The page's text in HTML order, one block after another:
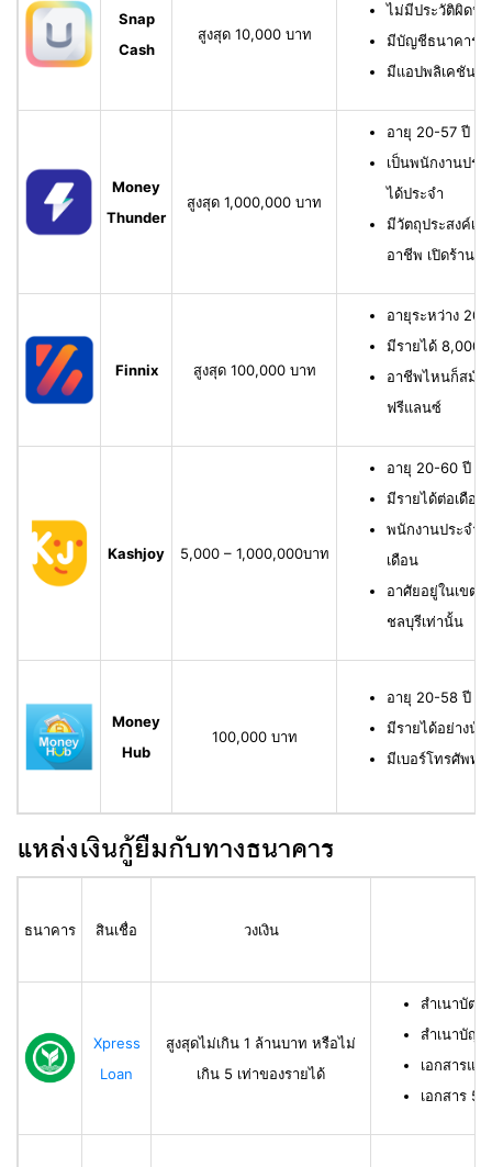
Snap
Cash
สูงสุด 10,000 บาท
ไม่มีประวัติผิดนั
มีบัญชีธนาคาร ห
มีแอปพลิเคชัน
Money
Thunder
สูงสุด 1,000,000 บาท
อายุ 20-57 ปี มี
เป็นพนักงานปร
ได้ประจำ
มีวัตถุประสงค์เพื่
อาชีพ เปิดร้าน
Finnix สูงสุด 100,000 บาท
อายุระหว่าง
มีรายได้ 8,000
อาชีพไหนก็สมัค
ฟรีแลนซ์
Kashjoy 5,000 – 1,000,000บาท
อายุ 20-60 ปี มี
มีรายได้ต่อเดือ
พนักงานประจำ
เดือน
อาศัยอยู่ในเขต
ชลบุรีเท่านั้น
Money
Hub
100,000 บาท
อายุ 20-58 ปี มี
มีรายได้อย่างน้
มีเบอร์โทรศัพท์
แหล่งเงินกู้ยืมกับทางธนาคาร
ธนาคาร สินเชื่อ วงเงิน
Xpress
Loan
สูงสุดไม่เกิน 1 ล้านบาท หรือไม่
เกิน 5 เท่าของรายได้
สำเนาบัตร
สำเนาบัญ
เอกสารแส
เอกสาร